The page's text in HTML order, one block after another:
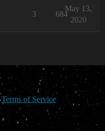
3 684
May 13,
2020
Terms of Service